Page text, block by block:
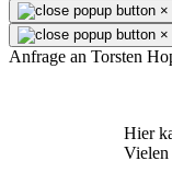
×
×
Anfrage an Torsten
Hier